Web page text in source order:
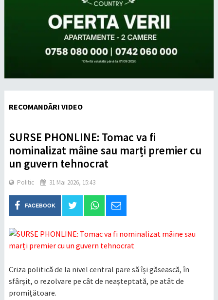
RECOMANDĂRI VIDEO
​SURSE PHONLINE: Tomac va fi
nominalizat mâine sau marți premier cu
un guvern tehnocrat
Politic 31 Mai 2026, 15:43
FACEBOOK
Criza politică de la nivel central pare să își găsească, în
sfârșit, o rezolvare pe cât de neașteptată, pe atât de
promițătoare.